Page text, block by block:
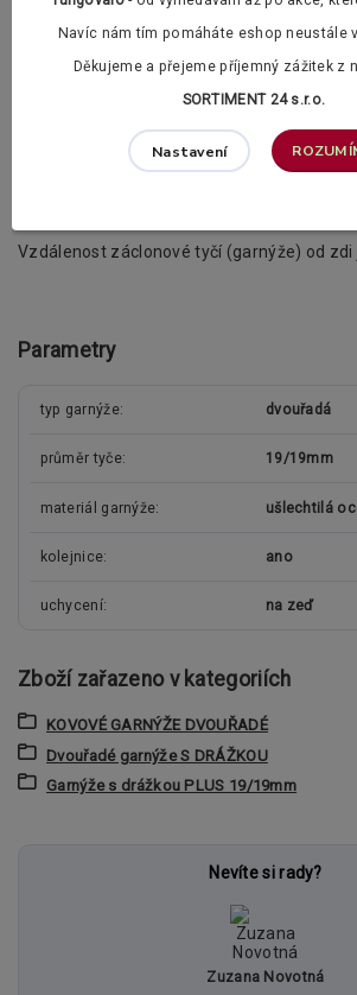
PVC žabka (bezbarvá)
PVC háček (bezbarvý)
Vzdálenost záclonové tyčí (garnýže) od zdi
Parametry
typ garnýže dvouřadá
průměr tyče 19/19mm
materiál garnýže ušlechtilá
kolejnice ano
uchycení na zeď
Zboží zařazeno v kategoriích
KOVOVÉ GARNÝŽE DVOUŘADÉ
Dvouřadé garnýže S DRÁŽKOU
Garnýže s drážkou PLUS 19/19mm
Nevíte si rady?
Zuzana Novotná
Navíc nám tím pomáháte eshop neustále
Děkujeme a přejeme příjemný zážitek z
SORTIMENT 24 s.r.o.
Nastavení